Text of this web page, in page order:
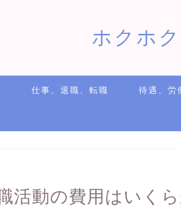
ホクホ
仕事、退職、転職 待遇、労
活動の費用はいく